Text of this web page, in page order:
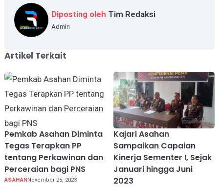
Diposting oleh Tim Redaksi
Admin
Artikel Terkait
Pemkab Asahan Diminta
Tegas Terapkan PP
tentang Perkawinan dan
Perceraian bagi PNS
ASAHANNovember 25, 2023
Kajari Asahan
Sampaikan Capaian
Kinerja Sementer I, Sejak
Januari hingga Juni
2023